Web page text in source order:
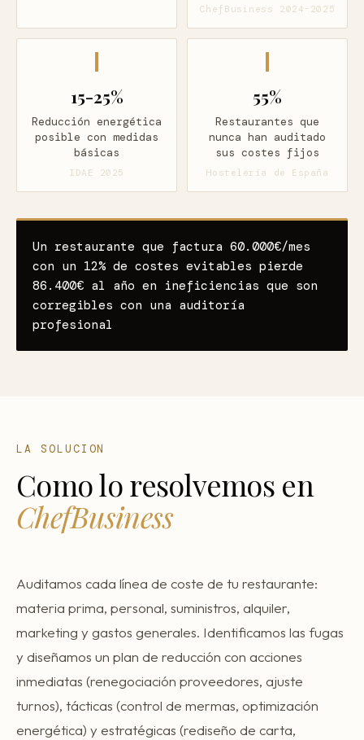
ChefBusiness 2024-2025
15-25%
Reducción energética
posible con medidas
básicas
IDAE 2025
55%
Restaurantes que
nunca han auditado
sus costes fijos
Hostelería de España
Un restaurante que factura 60.000€/mes
con un 12% de costes evitables pierde
86.400€ al año en ineficiencias que son
corregibles con una auditoría
profesional
LA SOLUCION
Como lo resolvemos en
ChefBusiness
Auditamos cada línea de coste de tu restaurante:
materia prima, personal, suministros, alquiler,
marketing y gastos generales. Identificamos las fugas
y diseñamos un plan de reducción con acciones
inmediatas (renegociación proveedores, ajuste
turnos), tácticas (control de mermas, optimización
energética) y estratégicas (rediseño de carta,